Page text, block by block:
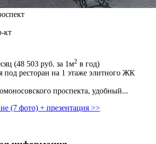
кт
(48 503 руб. за 1м2 в год)
ресторан на 1 этаже элитного ЖК
проспекта,­ удобный...
(7 фото) + презентация >>